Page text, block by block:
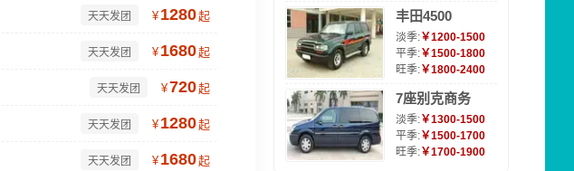
天天发团 ¥ 1280起
天天发团 ¥ 1680起
天天发团 ¥720起
天天发团 ¥ 1280起
天天发团 ¥ 1680起
丰田4500
淡季:￥1200-1500
平季:￥1500-1800
旺季:￥1800-2400
7座别克商务
淡季:￥1300-1500
平季:￥1500-1700
旺季:￥1700-1900